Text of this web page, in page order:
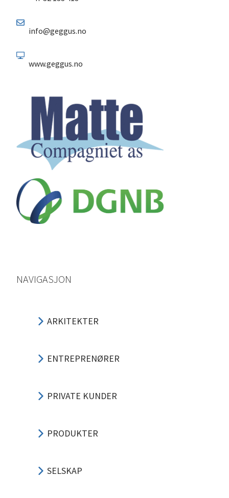
info@geggus.no
www.geggus.no
NAVIGASJON
ARKITEKTER
ENTREPRENØRER
PRIVATE KUNDER
PRODUKTER
SELSKAP